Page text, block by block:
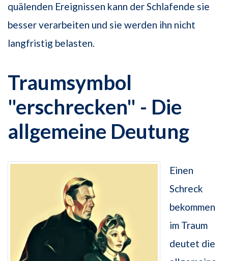
quälenden Ereignissen kann der Schlafende sie
besser verarbeiten und sie werden ihn nicht
langfristig belasten.
Traumsymbol
"erschrecken" - Die
allgemeine Deutung
Einen
Schreck
bekommen
im Traum
deutet die